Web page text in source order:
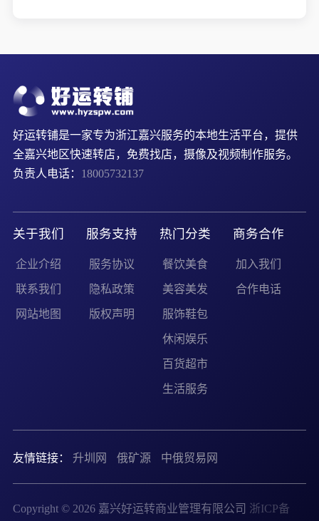
好运转铺是一家专为浙江嘉兴服务的本地生活平台，提供
全嘉兴地区快速转店，免费找店，摄像及视频制作服务。
负责人电话： 18005732137
关于我们
企业介绍
联系我们
网站地图
服务支持
服务协议
隐私政策
版权声明
热门分类
餐饮美食
美容美发
服饰鞋包
休闲娱乐
百货超市
生活服务
商务合作
加入我们
合作电话
友情链接： 升圳网 俄矿源 中俄贸易网
Copyright © 2026 嘉兴好运转商业管理有限公司 浙ICP备